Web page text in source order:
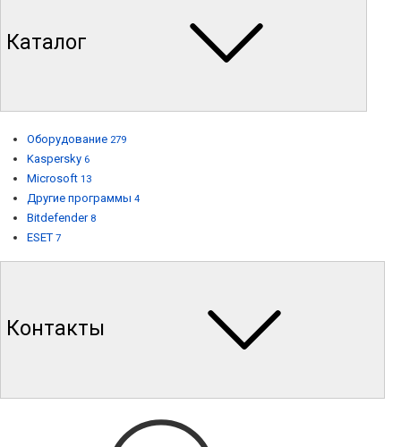
Каталог
Оборудование 279
Kaspersky 6
Microsoft 13
Другие программы 4
Bitdefender 8
ESET 7
Контакты